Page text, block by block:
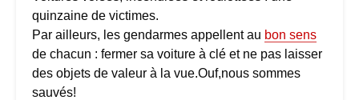
quinzaine de victimes.
Par ailleurs, les gendarmes appellent au bon sens
de chacun : fermer sa voiture à clé et ne pas laisser
des objets de valeur à la vue.Ouf,nous sommes
sauvés!